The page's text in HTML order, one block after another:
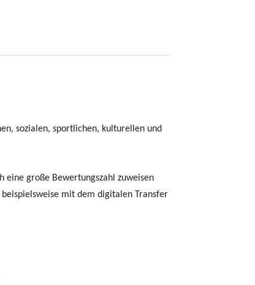
sozialen, sportlichen, kulturellen und
eine große Bewertungszahl zuweisen
mit dem digitalen Transfer